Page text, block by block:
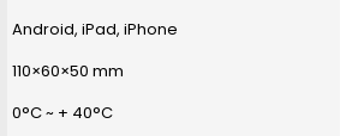
Android, iPad, iPhone
110×60×50 mm
0°C ~ + 40°C